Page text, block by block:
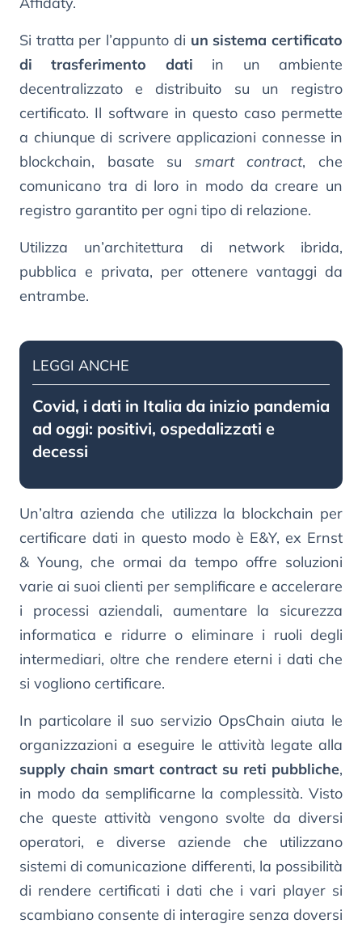
Si tratta per l’appunto di un sistema certificato
di trasferimento dati in un ambiente
decentralizzato e distribuito su un registro
certificato. Il software in questo caso permette
a chiunque di scrivere applicazioni connesse in
blockchain, basate su smart contract, che
comunicano tra di loro in modo da creare un
registro garantito per ogni tipo di relazione.
Utilizza un’architettura di network ibrida,
pubblica e privata, per ottenere vantaggi da
entrambe.
LEGGI ANCHE
Covid, i dati in Italia da inizio pandemia
ad oggi: positivi, ospedalizzati e
decessi
Un’altra azienda che utilizza la blockchain per
certificare dati in questo modo è E&Y, ex Ernst
& Young, che ormai da tempo offre soluzioni
varie ai suoi clienti per semplificare e accelerare
i processi aziendali, aumentare la sicurezza
informatica e ridurre o eliminare i ruoli degli
intermediari, oltre che rendere eterni i dati che
si vogliono certificare.
In particolare il suo servizio OpsChain aiuta le
organizzazioni a eseguire le attività legate alla
supply chain smart contract su reti pubbliche,
in modo da semplificarne la complessità. Visto
che queste attività vengono svolte da diversi
operatori, e diverse aziende che utilizzano
sistemi di comunicazione differenti, la possibilità
di rendere certificati i dati che i vari player si
scambiano consente di interagire senza doversi